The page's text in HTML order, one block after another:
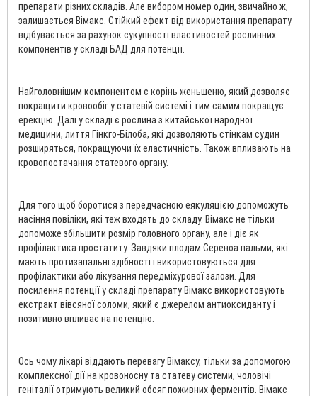
препарати різних складів. Але вибором номер один, звичайно ж,
залишається Вімакс. Стійкий ефект від використання препарату
відбувається за рахунок сукупності властивостей рослинних
компонентів у складі БАД для потенції.
Найголовнішим компонентом є корінь женьшеню, який дозволяє
покращити кровообіг у статевій системі і тим самим покращує
ерекцію. Далі у складі є рослина з китайської народної
медицини, лиття Гінкго-Білоба, які дозволяють стінкам судин
розширяться, покращуючи їх еластичність. Також впливають на
кровопостачання статевого органу.
Для того щоб боротися з передчасною еякуляцією допоможуть
насіння повіліки, які теж входять до складу. Вімакс не тільки
допоможе збільшити розмір головного органу, але і діє як
профілактика простатиту. Завдяки плодам Сереноа пальми, які
мають протизапальні здібності і використовуються для
профілактики або лікування передміхурової залози. Для
посилення потенції у складі препарату Вімакс використовують
екстракт вівсяної соломи, який є джерелом антиоксиданту і
позитивно впливає на потенцію.
Ось чому лікарі віддають перевагу Вімаксу, тільки за допомогою
комплексної дії на кровоносну та статеву системи, чоловічі
геніталії отримують великий обсяг поживних ферментів. Вімакс